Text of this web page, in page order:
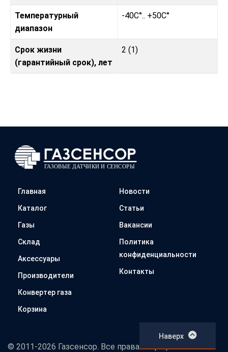
Температурный
диапазон
-40C°.. +50C°
Срок жизни
(гарантийный срок), лет
2 (1)
Главная
Каталог
Газы
Склад
Аксессуары
Производители
Конвертер газа
Корзина
Новости
Статьи
Вакансии
Политика
конфиденциальности
Контакты
© 2011-2026 Газсенсор. Все права защищены
Наверх